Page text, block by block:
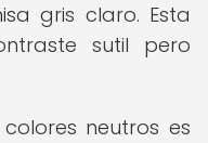
gris claro. Esta
sutil pero
neutros es